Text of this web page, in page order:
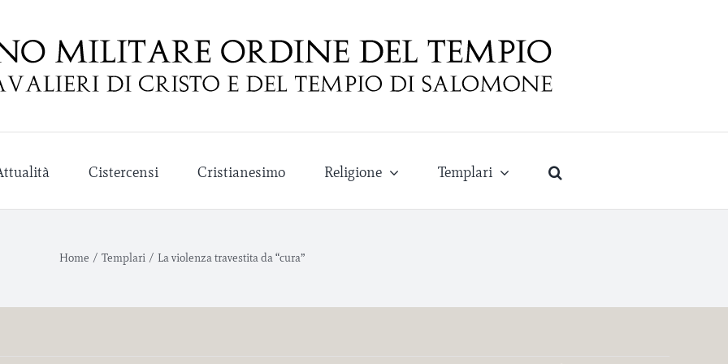
Cistercensi Cristianesimo Religione Templari
Home / Templari / La violenza travestita da “cura”